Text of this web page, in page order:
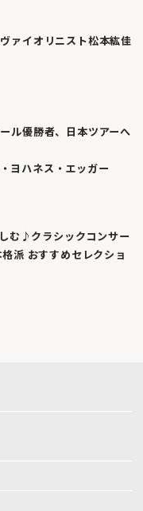
ァイオリニスト松本紘佳
ル優勝者、日本ツアーへ
ヨハネス・エッガー
む♪クラシックコンサー
派 おすすめセレクショ